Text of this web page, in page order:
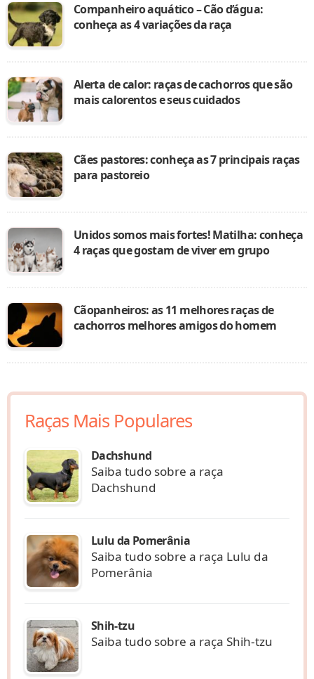
Companheiro aquático – Cão d’água:
conheça as 4 variações da raça
Alerta de calor: raças de cachorros que são
mais calorentos e seus cuidados
Cães pastores: conheça as 7 principais raças
para pastoreio
Unidos somos mais fortes! Matilha: conheça
4 raças que gostam de viver em grupo
Cãopanheiros: as 11 melhores raças de
cachorros melhores amigos do homem
Raças Mais Populares
Dachshund
Saiba tudo sobre a raça
Dachshund
Lulu da Pomerânia
Saiba tudo sobre a raça Lulu da
Pomerânia
Shih-tzu
Saiba tudo sobre a raça Shih-tzu